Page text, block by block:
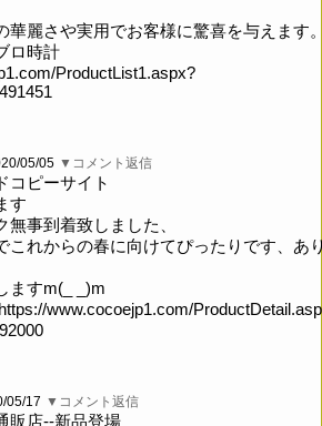
華麗さや実用でお客様に驚喜を与えます
ロ時計
ProductList1.aspx?
05/05 ▼コメント返信
コピーサイト
す
無事到着致しました、
これからの春に向けてぴったりです、あ
ますm(_ _)m
https://www.cocoejp1.com/
05/17 ▼コメント返信
販店‐‐新品登場